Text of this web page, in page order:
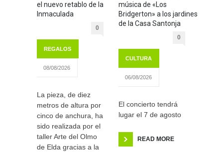
el nuevo retablo de la
Inmaculada
0
REGALOS
08/08/2026
La pieza, de diez
metros de altura por
cinco de anchura, ha
sido realizada por el
taller Arte del Olmo
de Elda gracias a la
música de «Los
Bridgerton» a los jardines
de la Casa Santonja
0
CULTURA
06/08/2026
El concierto tendrá
lugar el 7 de agosto
READ MORE